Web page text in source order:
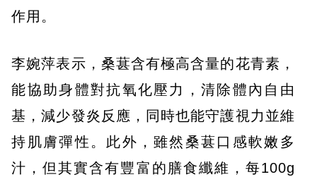
作用。
李婉萍表示，桑葚含有極高含量的花青素，
能協助身體對抗氧化壓力，清除體內自由
基，減少發炎反應，同時也能守護視力並維
持肌膚彈性。此外，雖然桑葚口感軟嫩多
汁，但其實含有豐富的膳食纖維，每100g